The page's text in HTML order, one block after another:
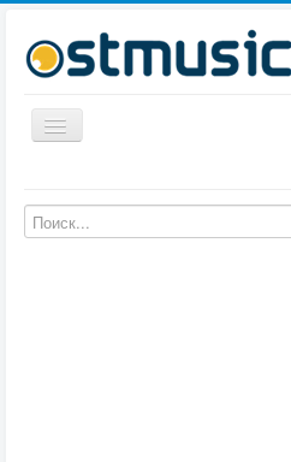
Включить/выключить навигацию
Музыка из мультфильмов